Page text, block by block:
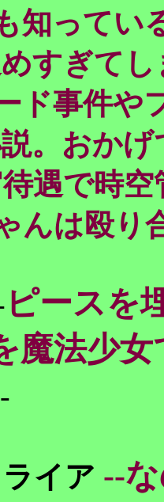
知ってい
すぎて
ド事件や
。おか
遇で時
んは殴り
ピースを
魔法少
イア --